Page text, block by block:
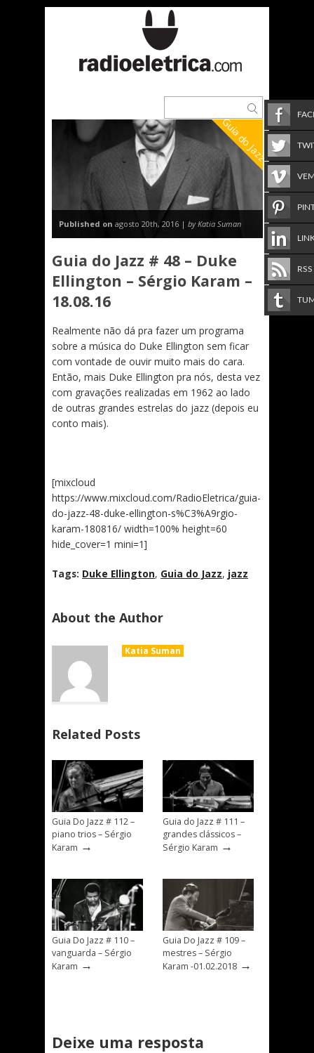
Guia do Jazz
Published on agosto 20th, 2016 | by Katia Suman
Guia do Jazz # 48 – Duke
Ellington – Sérgio Karam –
18.08.16
Realmente não dá pra fazer um programa
sobre a música do Duke Ellington sem ficar
com vontade de ouvir muito mais do cara.
Então, mais Duke Ellington pra nós, desta vez
com gravações realizadas em 1962 ao lado
de outras grandes estrelas do jazz (depois eu
conto mais).
[mixcloud
https://www.mixcloud.com/RadioEletrica/guia-
do-jazz-48-duke-ellington-s%C3%A9rgio-
karam-180816/ width=100% height=60
hide_cover=1 mini=1]
Tags: Duke Ellington, Guia do Jazz, jazz
About the Author
Katia Suman
Related Posts
Guia Do Jazz # 112 –
piano trios – Sérgio
Karam →
Guia do Jazz # 111 –
grandes clássicos –
Sérgio Karam →
Guia Do Jazz # 110 –
vanguarda – Sérgio
Karam →
Guia Do Jazz # 109 –
mestres – Sérgio
Karam -01.02.2018 →
Deixe uma resposta
RSS